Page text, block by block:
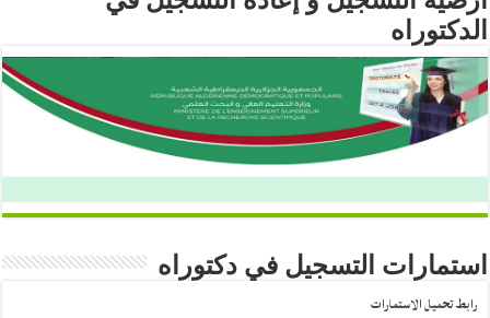
الدكتوراه
استمارات التسجيل في دكتوراه
رابط تحميل الاستمارات